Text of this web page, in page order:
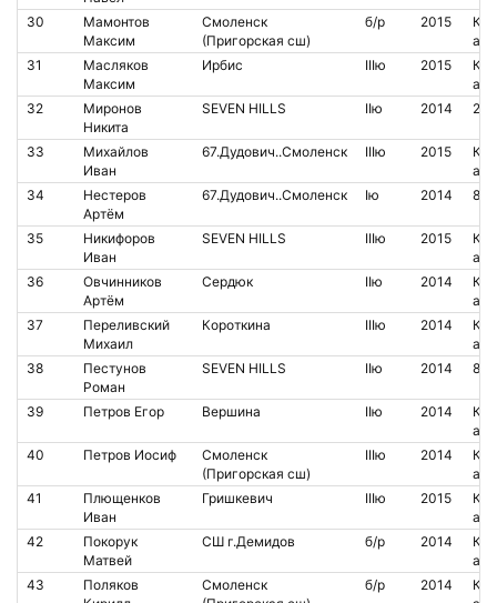
30
Мамонтов
Максим
Смоленск
(Пригорская сш)
б/р 2015
31
Масляков
Максим
Ирбис IIIю 2015
32
Миронов
Никита
SEVEN HILLS IIю 2014
33
Михайлов
Иван
67.Дудович..Смоленск IIIю 2015
34
Нестеров
Артём
67.Дудович..Смоленск Iю 2014
35
Никифоров
Иван
SEVEN HILLS IIIю 2015
36
Овчинников
Артём
Сердюк IIю 2014
37
Переливский
Михаил
Короткина IIIю 2014
38
Пестунов
Роман
SEVEN HILLS IIю 2014
39 Петров Егор Вершина IIю 2014
40
Петров Иосиф
Смоленск
(Пригорская сш)
IIIю 2014
41
Плющенков
Иван
Гришкевич IIIю 2015
42
Покорук
Матвей
СШ г.Демидов б/р 2014
43
Поляков
Смоленск
б/р 2014